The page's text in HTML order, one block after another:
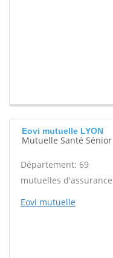
Eovi mutuelle LYON
Mutuelle Santé Sénior
Département: 69
mutuelles
Eovi mutuelle